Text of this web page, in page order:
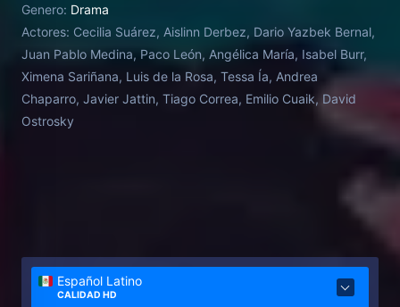
Genero: Drama
Actores: Cecilia Suárez, Aislinn Derbez, Dario Yazbek Bernal,
Juan Pablo Medina, Paco León, Angélica María, Isabel Burr,
Ximena Sariñana, Luis de la Rosa, Tessa Ía, Andrea
Chaparro, Javier Jattin, Tiago Correa, Emilio Cuaik, David
Ostrosky
Español Latino
CALIDAD HD